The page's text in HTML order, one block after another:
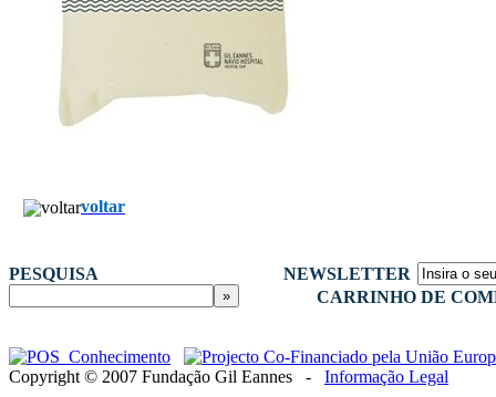
voltar
PESQUISA
NEWSLETTER
CARRINHO DE
Copyright © 2007 Fundação Gil Eannes - Informação Legal